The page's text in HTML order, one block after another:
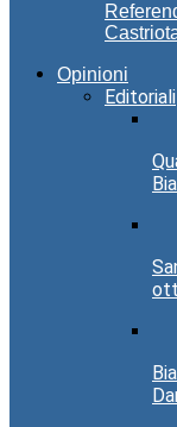
Opinioni
Editoriali